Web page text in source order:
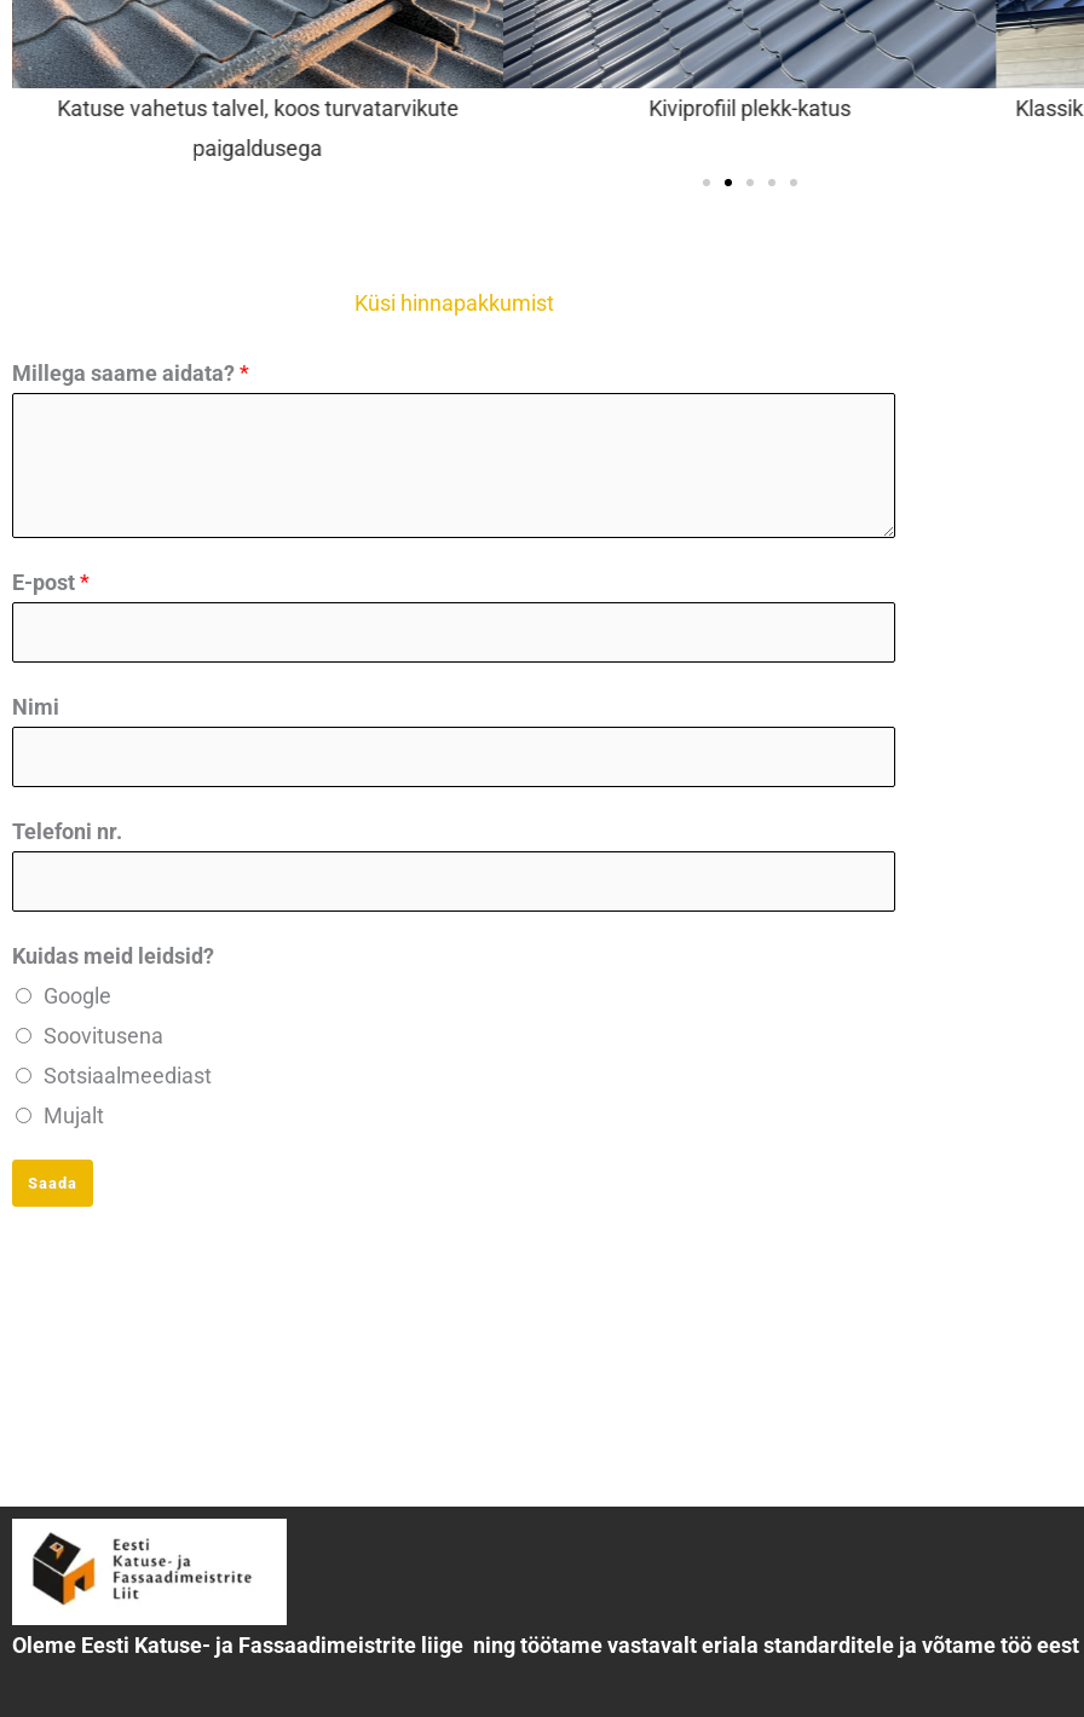
Kiviprofiil plekk-katus
Klassik profiiliga plekkkatus koos katuseakna ja
Küsi hinnapakkumist
Millega saame aidata?*
*
s
m
i
e
g
a
E-post*
Nimi
Telefoni nr.
Kuidas meid leidsid?
Google
Soovitusena
Sotsiaalmeediast
Mujalt
Saada
Oleme Eesti Katuse- ja Fassaadimeistrite liige ning töötame vastavalt eriala standarditele ja võtame töö eest